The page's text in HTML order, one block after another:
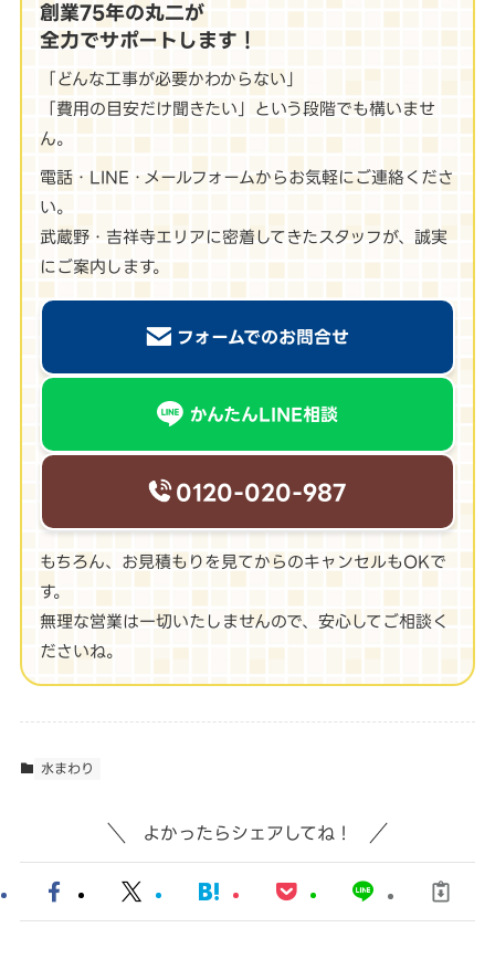
創業75年の丸二が
全力でサポートします！
「どんな工事が必要かわからない」
「費用の目安だけ聞きたい」という段階でも構いませ
ん。
電話・LINE・メールフォームからお気軽にご連絡くださ
い。
武蔵野・吉祥寺エリアに密着してきたスタッフが、誠実
にご案内します。
フォームでのお問合せ
かんたんLINE相談
0120-020-987
もちろん、お見積もりを見てからのキャンセルもOKで
す。
無理な営業は一切いたしませんので、安心してご相談く
ださいね。
水まわり
よかったらシェアしてね！